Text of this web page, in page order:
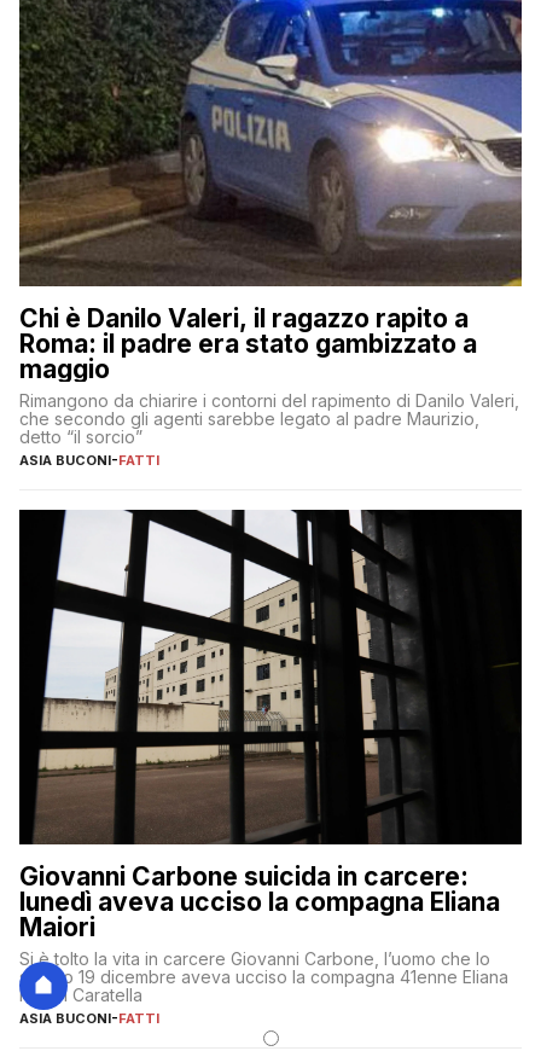
Chi è Danilo Valeri, il ragazzo rapito a
Roma: il padre era stato gambizzato a
maggio
Rimangono da chiarire i contorni del rapimento di Danilo Valeri,
che secondo gli agenti sarebbe legato al padre Maurizio,
detto “il sorcio”
ASIA BUCONI-FATTI
Giovanni Carbone suicida in carcere:
lunedì aveva ucciso la compagna Eliana
Maiori
Si è tolto la vita in carcere Giovanni Carbone, l’uomo che lo
scorso 19 dicembre aveva ucciso la compagna 41enne Eliana
Maiori Caratella
ASIA BUCONI-FATTI